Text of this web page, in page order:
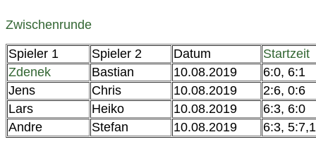
Zwischenrunde
Spieler 1 Spieler 2 Datum
Startzeit
Zdenek
Bastian 10.08.2019
6:0, 6:1
Jens
Chris 10.08.2019
2:6, 0:6
Lars
Heiko 10.08.2019
6:3, 6:0
Andre
Stefan 10.08.2019 6:3,